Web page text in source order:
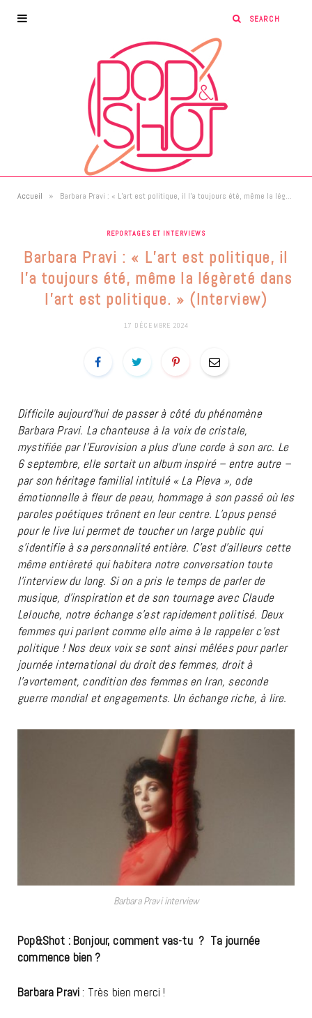
Accueil » Barbara Pravi : « L’art est politique, il l’a toujours été, même la légèreté dans l’art est politique. » (Interview)
REPORTAGES ET INTERVIEWS
Barbara Pravi : « L’art est politique, il
l’a toujours été, même la légèreté dans
l’art est politique. » (Interview)
17 DÉCEMBRE 2024
Difficile aujourd’hui de passer à côté du phénomène
Barbara Pravi. La chanteuse à la voix de cristale,
mystifiée par l’Eurovision a plus d’une corde à son arc. Le
6 septembre, elle sortait un album inspiré – entre autre –
par son héritage familial intitulé « La Pieva », ode
émotionnelle à fleur de peau, hommage à son passé où les
paroles poétiques trônent en leur centre. L’opus pensé
pour le live lui permet de toucher un large public qui
s’identifie à sa personnalité entière. C’est d’ailleurs cette
même entièreté qui habitera notre conversation toute
l’interview du long. Si on a pris le temps de parler de
musique, d’inspiration et de son tournage avec Claude
Lelouche, notre échange s’est rapidement politisé. Deux
femmes qui parlent comme elle aime à le rappeler c’est
politique ! Nos deux voix se sont ainsi mêlées pour parler
journée international du droit des femmes, droit à
l’avortement, condition des femmes en Iran, seconde
guerre mondial et engagements. Un échange riche, à lire.
Barbara Pravi interview
Pop&Shot : Bonjour, comment vas-tu ? Ta journée
commence bien ?
Barbara Pravi : Très bien merci !